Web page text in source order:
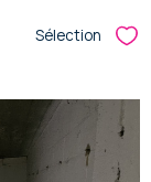
Sélection